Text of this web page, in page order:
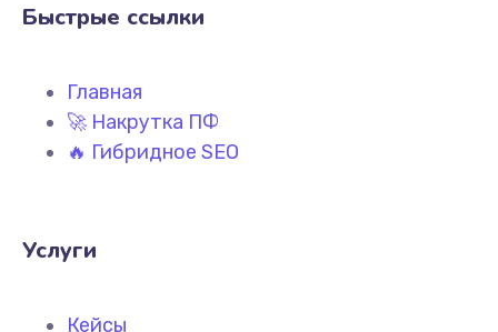
Быстрые ссылки
Главная
🚀 Накрутка ПФ
🔥 Гибридное SEO
Услуги
Кейсы